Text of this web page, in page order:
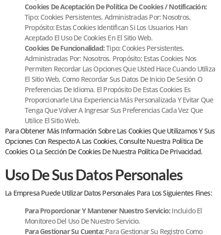
Cookies De Aceptación De Política De Cookies / Notificación:
Tipo: Cookies Persistentes. Administradas Por: Nosotros.
Propósito: Estas Cookies Identifican Si Los Usuarios Han
Aceptado El Uso De Cookies En El Sitio Web.
Cookies De Funcionalidad:Tipo: Cookies Persistentes.
Administradas Por: Nosotros. Propósito: Estas Cookies Nos
Permiten Recordar Las Opciones Que Usted Hace Cuando Utiliza
El Sitio Web, Como Recordar Sus Datos De Inicio De Sesión O
Preferencias De Idioma. El Propósito De Estas Cookies Es
Proporcionarle Una Experiencia Más Personalizada Y Evitar Que
Tenga Que Volver A Ingresar Sus Preferencias Cada Vez Que
Utilice El Sitio Web.
Para Obtener Más Información Sobre Las Cookies Que Utilizamos Y Sus
Opciones Con Respecto A Las Cookies, Consulte Nuestra Política De
Cookies O La Sección De Cookies De Nuestra Política De Privacidad.
Uso De Sus Datos Personales
La Empresa Puede Utilizar Datos Personales Para Los Siguientes Fines:
Para Proporcionar Y Mantener Nuestro Servicio: Incluido El
Monitoreo Del Uso De Nuestro Servicio.
Para Gestionar Su Cuenta: Para Gestionar Su Registro Como